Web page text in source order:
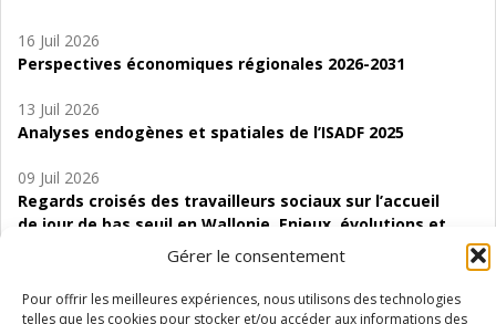
Gérer le consentement
Pour offrir les meilleures expériences, nous utilisons des technologies
telles que les cookies pour stocker et/ou accéder aux informations des
16 Juil 2026
Perspectives économiques régionales 2026-2031
13 Juil 2026
Analyses endogènes et spatiales de l’ISADF 2025
09 Juil 2026
Regards croisés des travailleurs sociaux sur l’accueil
de jour de bas seuil en Wallonie. Enjeux, évolutions et
06 Juil 2026
Étude d’évaluabilité des Structures